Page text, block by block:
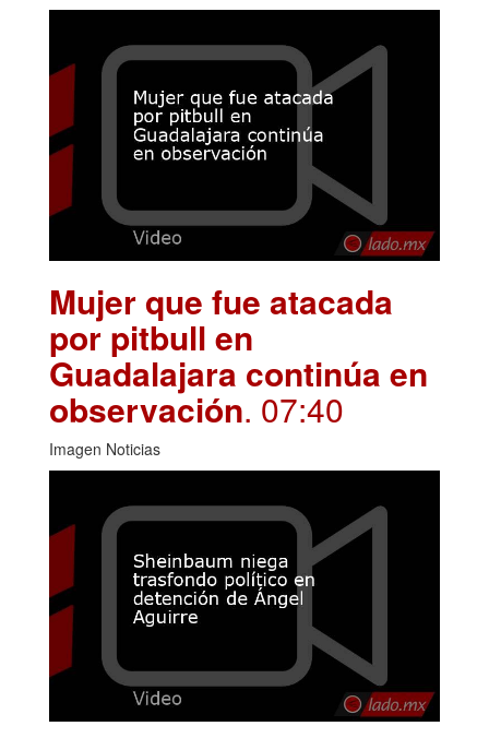
Mujer que fue atacada
por pitbull en
Guadalajara continúa en
observación. 07:40
Imagen Noticias